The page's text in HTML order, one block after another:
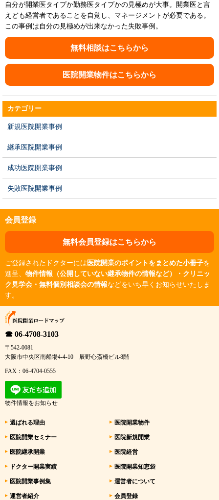
自分が開業医タイプか勤務医タイプかの見極めが大事。開業医と言
えども経営者であることを自覚し、マネージメントが必要である。
この事例は自分の見極めが出来なかった失敗事例。
無料相談はこちらから
医院開業物件はこちらから
カテゴリー
新規医院開業事例
継承医院開業事例
成功医院開業事例
失敗医院開業事例
会員登録
無料会員登録はこちらから
ご登録されたドクターには 医院開業のポイントをまとめた小冊子を
進呈、 物件情報（公開していない継承物件の情報など）・クリニッ
ク見学会・無料個別相談会の情報などをいち早くお知らせいたしま
す。
☎ 06-4708-3103
〒542-0081
大阪市中央区南船場4-4-10 辰野心斎橋ビル8階
FAX：06-4704-0555
物件情報をお知らせ
選ばれる理由 医院開業物件
医院開業セミナー 医院新規開業
医院継承開業 医院経営
ドクター開業実績 医院開業知恵袋
医院開業事例集 運営者について
運営者紹介 会員登録